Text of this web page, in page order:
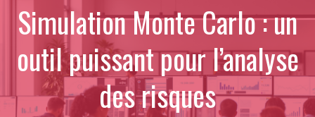
Simulation Monte Carlo : un
outil puissant pour l’analyse
des risques